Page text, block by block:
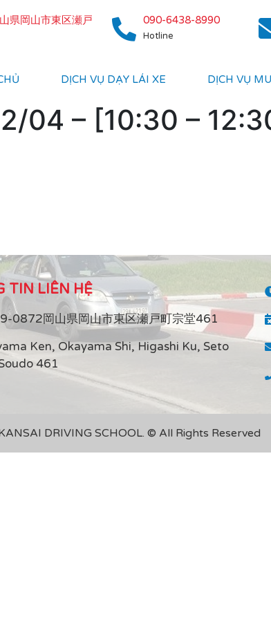
県岡山市東区瀬戸
090-6438-8990
Hotline
DỊCH VỤ DẠY LÁI XE DỊCH VỤ
04 – [10:30 –
TIN LIÊN HỆ
0872岡山県岡山市東区瀬戸町宗堂461
Ken, Okayama Shi, Higashi Ku, Seto
461
DRIVING SCHOOL. © All Rights Reserved